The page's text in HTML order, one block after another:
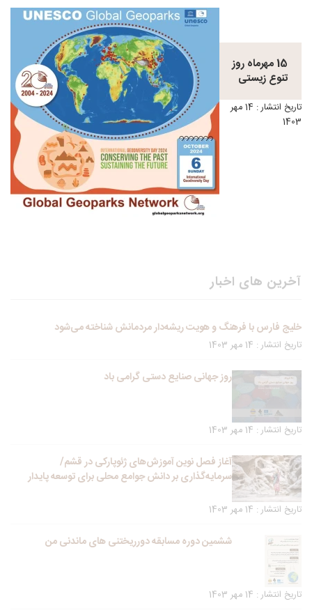
15 مهرماه روز
تنوع زیستی
تاریخ انتشار : 14 مهر
1403
آخرین های اخبار
خلیج فارس با فرهنگ و هویت ریشه‌دار مردمانش شناخته می‌شود
تاریخ انتشار : 14 مهر 1403
روز جهانی صنایع دستی گرامی باد
تاریخ انتشار : 14 مهر 1403
آغاز فصل نوین آموزش‌های ژئوپارکی در قشم/
سرمایه‌گذاری بر دانش جوامع محلی برای توسعه پایدار
تاریخ انتشار : 14 مهر 1403
ششمین دوره مسابقه دورریختنی های ماندنی من
تاریخ انتشار : 14 مهر 1403